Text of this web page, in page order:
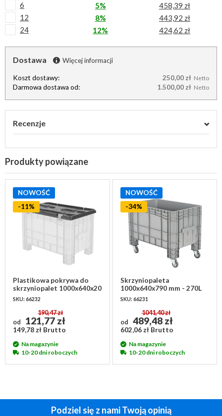
6
5%
458,39 zł
12
8%
443,92 zł
24
12% 424,62 zł
Dostawa Więcej informacji
Koszt dostawy: 250,00 zł Netto
Darmowa dostawa od: 1.500,00 zł Netto
Recenzje
Produkty powiązane
NOWOŚĆ
-11%
Plastikowa pokrywa do
skrzyniopalet 1000x640x20
mm - PP
SKU: 66232
od
190,47 zł
121,77 zł
149,78 zł Brutto
Na magazynie
10-20 dni roboczych
NOWOŚĆ
-34%
Skrzyniopaleta
1000x640x790 mm - 270L
SKU: 66231
od
1041,40 zł
489,48 zł
602,06 zł Brutto
Na magazynie
10-20 dni roboczych
Podziel się z nami Twoją opinią